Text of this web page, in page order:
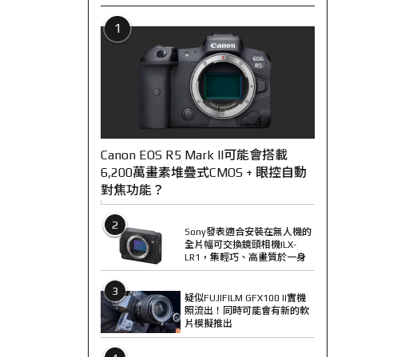
1
Canon EOS R5 Mark II可能會搭載
6,200萬畫素堆疊式CMOS + 眼控自動
對焦功能？
2
Sony發表適合安裝在無人機的
全片幅可交換鏡頭相機ILX-
LR1，集輕巧、高畫質於一身
3
疑似FUJIFILM GFX100 II實機
照流出！同時可能會有新的軟
片模擬推出